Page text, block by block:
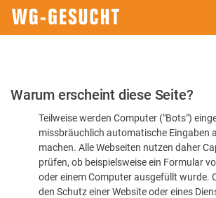
Bitte
dass
Warum erscheint diese Seite?
Teilweise werden Computer ("Bots")
missbräuchlich automatische Eingaben
machen. Alle Webseiten nutzen daher
prüfen, ob beispielsweise ein Formular
oder einem Computer ausgefüllt wurde.
den Schutz einer Website oder eines